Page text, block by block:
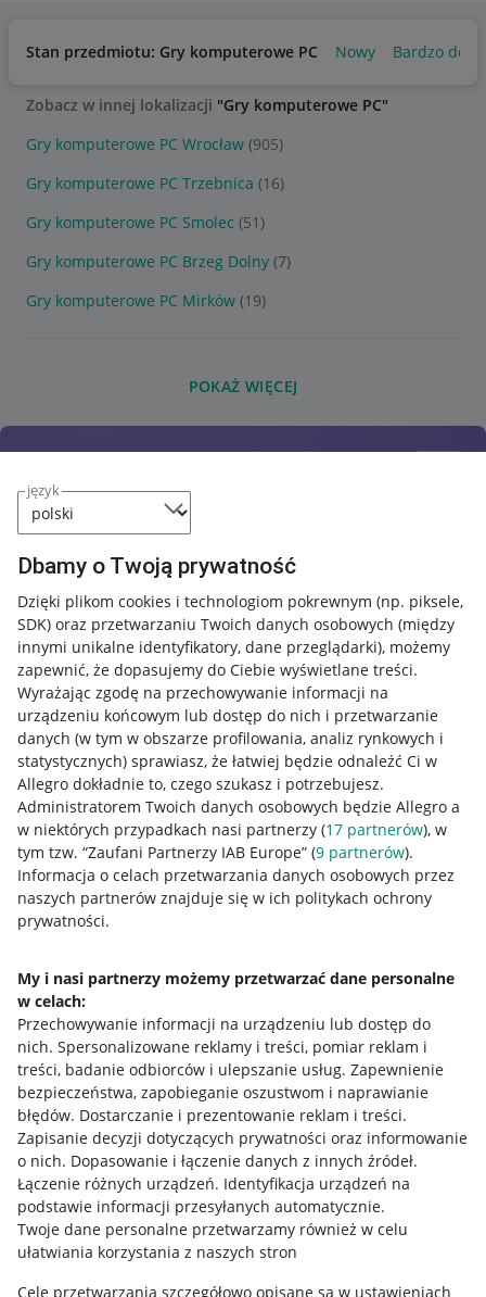
język
Dbamy o Twoją prywatność
Dzięki plikom cookies i technologiom pokrewnym (np. piksele,
SDK) oraz przetwarzaniu Twoich danych osobowych (między
innymi unikalne identyfikatory, dane przeglądarki), możemy
zapewnić, że dopasujemy do Ciebie wyświetlane treści.
Wyrażając zgodę na przechowywanie informacji na
urządzeniu końcowym lub dostęp do nich i przetwarzanie
danych (w tym w obszarze profilowania, analiz rynkowych i
statystycznych) sprawiasz, że łatwiej będzie odnaleźć Ci w
Allegro dokładnie to, czego szukasz i potrzebujesz.
Administratorem Twoich danych osobowych będzie Allegro a
w niektórych przypadkach nasi partnerzy (17 partnerów), w
tym tzw. “Zaufani Partnerzy IAB Europe” (9 partnerów).
Informacja o celach przetwarzania danych osobowych przez
naszych partnerów znajduje się w ich politykach ochrony
prywatności.
My i nasi partnerzy możemy przetwarzać dane personalne
w celach:
Przechowywanie informacji na urządzeniu lub dostęp do
nich. Spersonalizowane reklamy i treści, pomiar reklam i
treści, badanie odbiorców i ulepszanie usług. Zapewnienie
bezpieczeństwa, zapobieganie oszustwom i naprawianie
błędów. Dostarczanie i prezentowanie reklam i treści.
Zapisanie decyzji dotyczących prywatności oraz informowanie
o nich. Dopasowanie i łączenie danych z innych źródeł.
Łączenie różnych urządzeń. Identyfikacja urządzeń na
podstawie informacji przesyłanych automatycznie.
Twoje dane personalne przetwarzamy również w celu
ułatwiania korzystania z naszych stron
Cele przetwarzania szczegółowo opisane są w ustawieniach
Stan przedmiotu: Gry komputerowe PC Nowy Bardzo
Zobacz w innej lokalizacji "Gry komputerowe PC"
Gry komputerowe PC Wrocław (905)
Gry komputerowe PC Trzebnica (16)
Gry komputerowe PC Smolec (51)
Gry komputerowe PC Brzeg Dolny (7)
Gry komputerowe PC Mirków (19)
POKAŻ WIĘCEJ
Przydatne informacje
Jak to działa
Allegro Gadane dla sprzedających
Allegro Gadane dla kupujących
Mapa miejscowości
Informacje prawne
Regulamin
Polityka plików "cookies"
Ustawienia plików "cookies"